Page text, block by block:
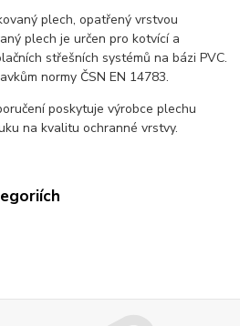
plech, opatřený vrstvou
plech je určen pro kotvící a
střešních systémů na bázi PVC.
normy ČSN EN 14783.
poskytuje výrobce plechu
na kvalitu ochranné vrstvy.